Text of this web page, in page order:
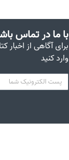
با ما در تماس
برای آگاهی از اخبار
وارد کنید